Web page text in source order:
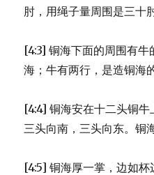
肘，用绳子量周围是三十肘
[4:3] 铜海下面的周围有
海；牛有两行，是造铜海
[4:4] 铜海安在十二头铜牛
三头向南，三头向东。铜
[4:5] 铜海厚一掌，边如